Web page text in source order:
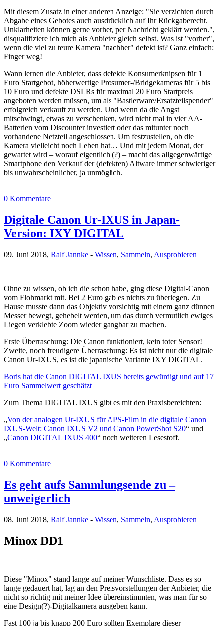
Mit diesem Zusatz in einer anderen Anzeige: "Sie verzichten durch
Abgabe eines Gebotes auch ausdrücklich auf Ihr Rückgaberecht.
Unklarheiten können gerne vorher, per Nachricht geklärt werden.",
disqualifiziere ich mich als Anbieter gleich selbst. Was ist "vorher",
wenn die viel zu teure Kamera "nachher" defekt ist? Ganz einfach:
Finger weg!
Wann lernen die Anbieter, dass defekte Konsumerknipsen für 1
Euro Startgebot, höherwertige Prosumer-/Bridgekameras für 5 bis
10 Euro und defekte DSLRs für maximal 20 Euro Startpreis
angeboten werden müssen, um als "Bastlerware/Ersatzteilspender"
erfolgreich verkauft zu werden. Und wenn da die Angst
mitschwingt, etwas zu verschenken, wird nicht mal in vier AA-
Batterien vom Discounter investiert oder das mitunter noch
vorhandene Netzteil angeschlossen. Um festzustellen, ob die
Kamera vielleicht noch Leben hat… Und mit jedem Monat, der
gewartet wird – worauf eigentlich (?) – macht das allgegenwärtige
Smartphone den Verkauf der (defekten) Altware immer schwieriger
bis unwahrscheinlicher, ja unmöglich.
0 Kommentare
Digitale Canon Ur-IXUS in Japan-
Version: IXY DIGITAL
09. Juni 2018, Ralf Jannke - Wissen, Sammeln, Ausprobieren
Ohne zu wissen, ob ich die schon habe, ging diese Digital-Canon
vom Flohmarkt mit. Bei 2 Euro gab es nichts zu überlegen. Zu
Hause musste dann das Objektiv vorsichtig mit einem ganz dünnen
Messer bewegt, gehebelt werden, um das durch vermutlich ewiges
Liegen verklebte Zoom wieder gangbar zu machen.
Erste Überraschung: Die Canon funktioniert, kein toter Sensor!
Zweite, noch freudigere Überraschung: Es ist nicht nur die digitale
Canon Ur-IXUS, es ist die japanische Variante IXY DIGITAL.
Boris hat die Canon DIGITAL IXUS bereits gewürdigt und auf 17
Euro Sammelwert geschätzt
Zum Thema DIGITAL IXUS gibt es mit den Praxisbereichten:
„Von der analogen Ur-IXUS für APS-Film in die digitale Canon
IXUS-Welt: Canon IXUS V2 und Canon PowerShot S20“ und
„Canon DIGITAL IXUS 400“ noch weiteren Lesestoff.
0 Kommentare
Es geht aufs Sammlungsende zu –
unweigerlich
08. Juni 2018, Ralf Jannke - Wissen, Sammeln, Ausprobieren
Minox DD1
Diese "Minox" stand lange auf meiner Wunschliste. Dass es so
lange gedauert hat, lag an den Preisvorstellungen der Anbieter, die
nicht so richtig mit meiner Idee übereinstimmten, was man für so
eine Design(?)-Digitalkamera ausgeben kann.
Fast 100 ja bis knapp 200 Euro sollten Exemplare dieser